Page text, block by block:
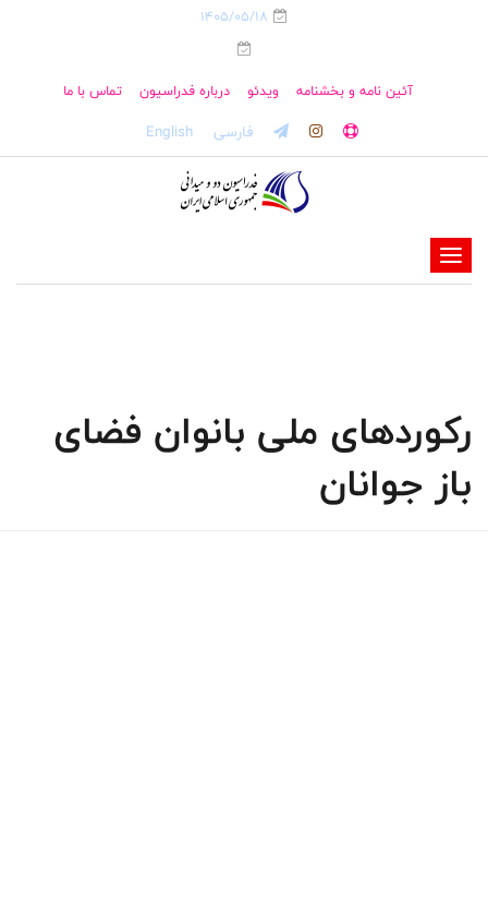
1405/05/18
آئین نامه و بخشنامه ویدئو درباره فدراسیون تماس با ما
فارسی English
-
-
-
رکوردهای ملی بانوان فضای
باز جوانان